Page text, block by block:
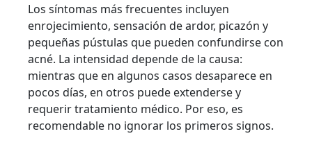
Los síntomas más frecuentes incluyen
enrojecimiento, sensación de ardor, picazón y
pequeñas pústulas que pueden confundirse con
acné. La intensidad depende de la causa:
mientras que en algunos casos desaparece en
pocos días, en otros puede extenderse y
requerir tratamiento médico. Por eso, es
recomendable no ignorar los primeros signos.